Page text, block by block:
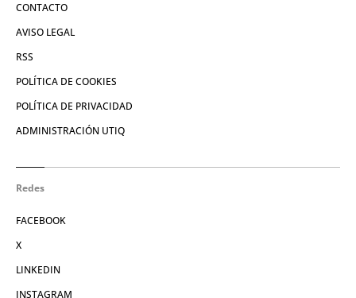
CONTACTO
AVISO LEGAL
RSS
POLÍTICA DE COOKIES
POLÍTICA DE PRIVACIDAD
ADMINISTRACIÓN UTIQ
Redes
FACEBOOK
X
LINKEDIN
INSTAGRAM